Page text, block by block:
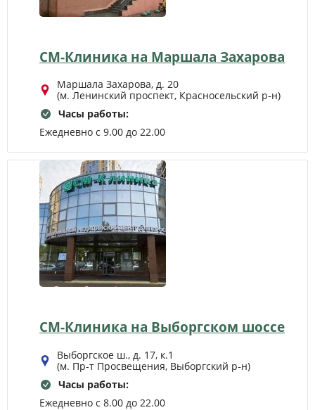
СМ-Клиника на Маршала Захарова
Маршала Захарова, д. 20
(м. Ленинский проспект, Красносельский р‑н)
Часы работы:
Ежедневно с 9.00 до 22.00
СМ-Клиника на Выборгском шоссе
Выборгское ш., д. 17, к.1
(м. Пр-т Просвещения, Выборгский р‑н)
Часы работы:
Ежедневно с 8.00 до 22.00